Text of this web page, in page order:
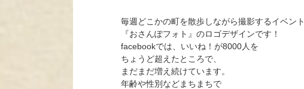
毎週どこかの町を散歩しながら撮影するイベント
『おさんぽフォト』のロゴデザインです！
facebookでは、いいね！が8000人を
ちょうど超えたところで、
まだまだ増え続けています。
年齢や性別などまちまちで